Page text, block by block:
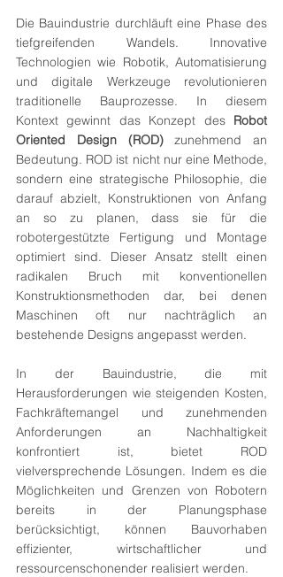
Die Bauindustrie durchläuft eine Phase des
tiefgreifenden Wandels. Innovative
Technologien wie Robotik, Automatisierung
und digitale Werkzeuge revolutionieren
traditionelle Bauprozesse. In diesem
Kontext gewinnt das Konzept des Robot
Oriented Design (ROD) zunehmend an
Bedeutung. ROD ist nicht nur eine Methode,
sondern eine strategische Philosophie, die
darauf abzielt, Konstruktionen von Anfang
an so zu planen, dass sie für die
robotergestützte Fertigung und Montage
optimiert sind. Dieser Ansatz stellt einen
radikalen Bruch mit konventionellen
Konstruktionsmethoden dar, bei denen
Maschinen oft nur nachträglich an
bestehende Designs angepasst werden.
In der Bauindustrie, die mit
Herausforderungen wie steigenden Kosten,
Fachkräftemangel und zunehmenden
Anforderungen an Nachhaltigkeit
konfrontiert ist, bietet ROD
vielversprechende Lösungen. Indem es die
Möglichkeiten und Grenzen von Robotern
bereits in der Planungsphase
berücksichtigt, können Bauvorhaben
effizienter, wirtschaftlicher und
ressourcenschonender realisiert werden.